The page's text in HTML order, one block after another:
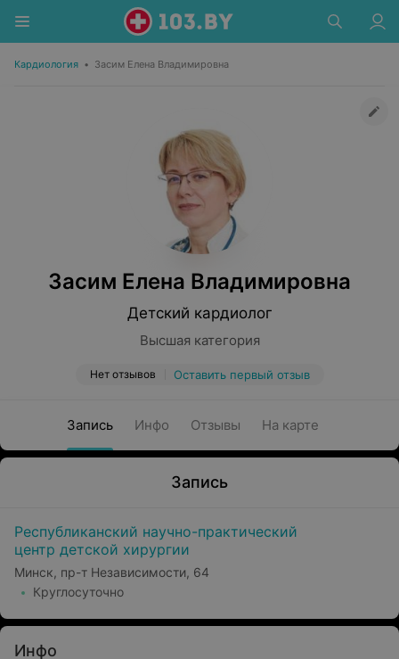
Кардиология • Засим Елена Владимировна
Засим Елена Владимировна
Детский кардиолог
Высшая категория
Нет отзывов Оставить первый отзыв
Запись Инфо Отзывы На карте
Запись
Республиканский научно-практический
центр детской хирургии
Минск, пр-т Независимости, 64
Круглосуточно
Инфо